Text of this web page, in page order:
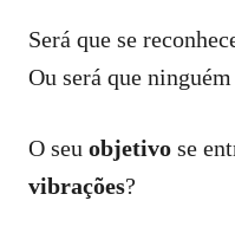
Será que se
Ou será que ninguém
O seu objetivo se
vibrações?